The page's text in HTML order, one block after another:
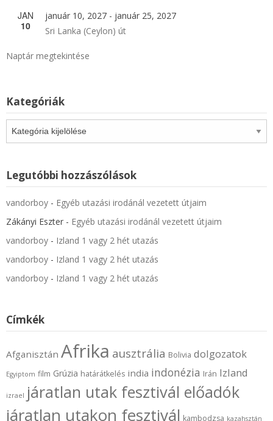
JAN
10
január 10, 2027 - január 25, 2027
Sri Lanka (Ceylon) út
Naptár megtekintése
Kategóriák
Kategóriák
Legutóbbi hozzászólások
vandorboy - Egyéb utazási irodánál vezetett útjaim
Zákányi Eszter - Egyéb utazási irodánál vezetett útjaim
vandorboy - Izland 1 vagy 2 hét utazás
vandorboy - Izland 1 vagy 2 hét utazás
vandorboy - Izland 1 vagy 2 hét utazás
Címkék
Afganisztán Afrika ausztrália Bolivia dolgozatok
Egyiptom film Grúzia határátkelés india indonézia Irán Izland
izrael járatlan utak fesztivál előadók
járatlan utakon fesztivál kambodzsa kazahsztán